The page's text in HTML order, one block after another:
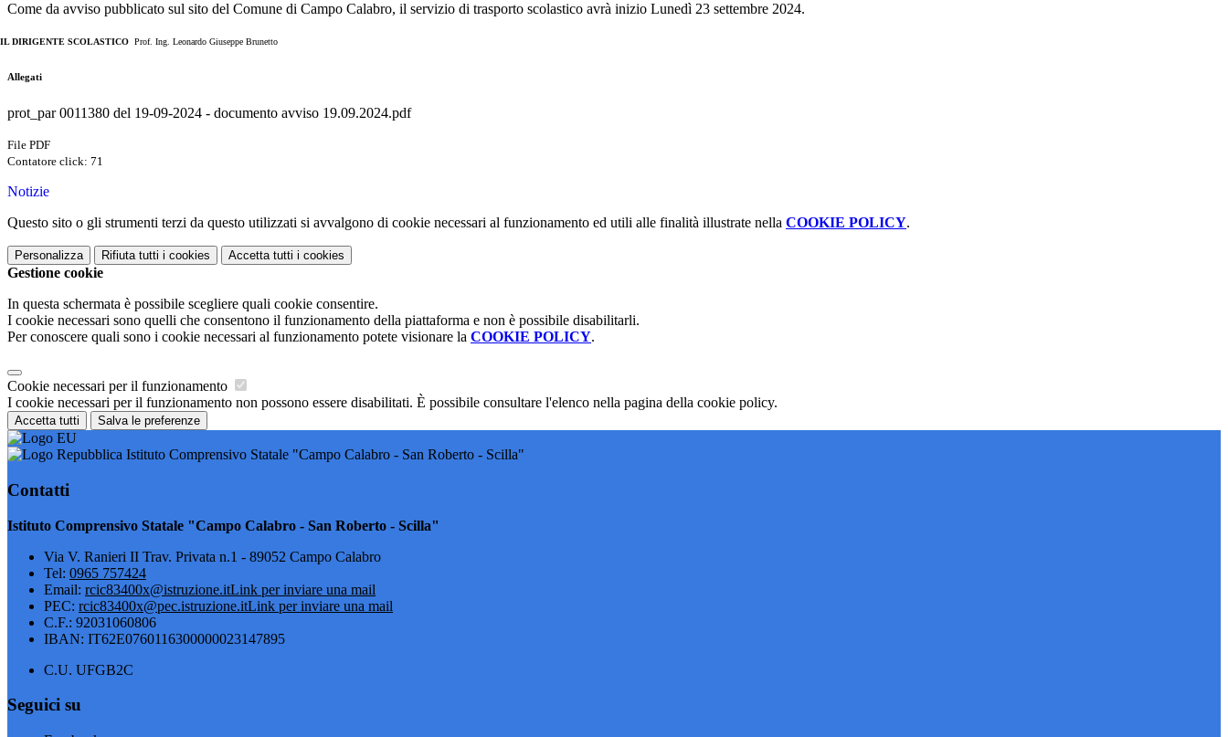
Come da avviso pubblicato sul sito del Comune di Campo Calabro, il servizio di trasporto scolastico avrà inizio Lunedì 23 settembre 2024.
IL DIRIGENTE SCOLASTICOProf. Ing. Leonardo Giuseppe Brunetto
Allegati
prot_par 0011380 del 19-09-2024 - documento avviso 19.09.2024.pdf
File PDF
Contatore click: 71
Notizie
Questo sito o gli strumenti terzi da questo utilizzati si avvalgono di cookie necessari al funzionamento ed utili alle finalità illustrate nella COOKIE POLICY.
Personalizza Rifiuta tutti i cookies Accetta tutti i cookies
Gestione cookie
In questa schermata è possibile scegliere quali cookie consentire.
I cookie necessari sono quelli che consentono il funzionamento della piattaforma e non è possibile disabilitarli.
Per conoscere quali sono i cookie necessari al funzionamento potete visionare la COOKIE POLICY.
Cookie necessari per il funzionamento
I cookie necessari per il funzionamento non possono essere disabilitati. È possibile consultare l'elenco nella pagina della cookie policy.
Accetta tutti Salva le preferenze
Istituto Comprensivo Statale "Campo Calabro - San Roberto - Scilla"
Contatti
Istituto Comprensivo Statale "Campo Calabro - San Roberto - Scilla"
Via V. Ranieri II Trav. Privata n.1 - 89052 Campo Calabro
Tel: 0965 757424
Email: rcic83400x@istruzione.itLink per inviare una mail
PEC: rcic83400x@pec.istruzione.itLink per inviare una mail
C.F.: 92031060806
IBAN: IT62E0760116300000023147895
C.U. UFGB2C
Seguici su